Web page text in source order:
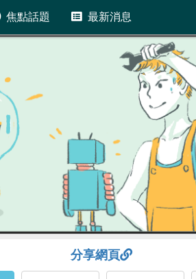
焦點話題 最新消息
分享網頁